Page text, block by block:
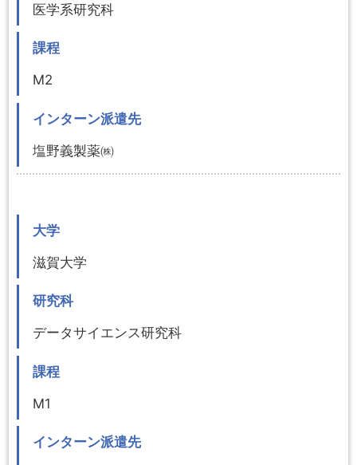
医学系研究科
課程
M2
インターン派遣先
塩野義製薬㈱
大学
滋賀大学
研究科
データサイエンス研究科
課程
M1
インターン派遣先